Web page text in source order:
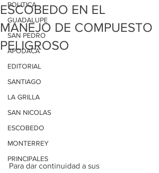
POLITICA
GUADALUPE
SAN PEDRO
APODACA
EDITORIAL
SANTIAGO
LA GRILLA
SAN NICOLAS
ESCOBEDO
MONTERREY
PRINCIPALES
ESCOBEDO EN EL
MANEJO DE COMPUESTO
PELIGROSO
Para dar continuidad a sus